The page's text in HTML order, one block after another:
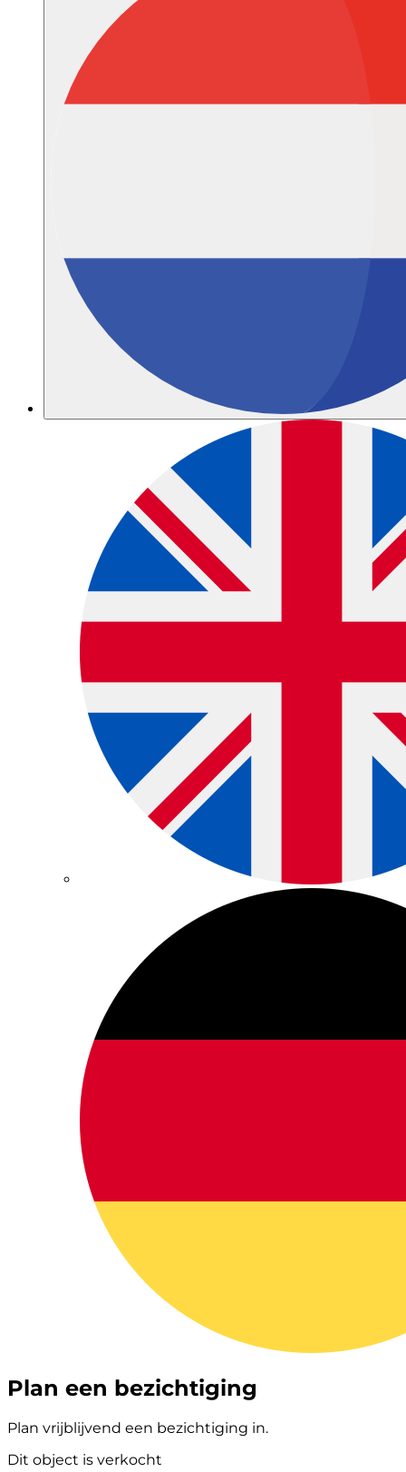
Plan een bezichtiging
Plan vrijblijvend een bezichtiging in.
Dit object is verkocht